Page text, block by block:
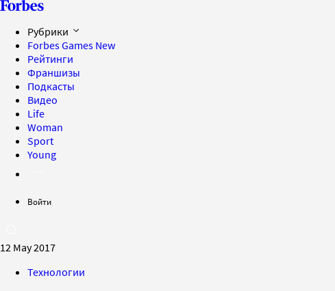
Рубрики
Forbes Games New
Рейтинги
Франшизы
Подкасты
Видео
Life
Woman
Sport
Young
Войти
12 May 2017
Технологии